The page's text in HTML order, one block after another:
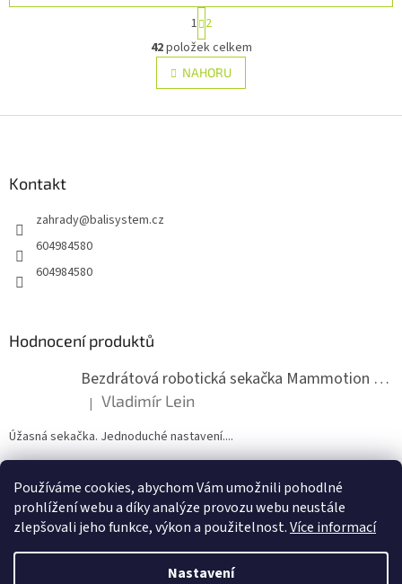
Používáme cookies, abychom Vám umožnili pohodlné
prohlížení webu a díky analýze provozu webu neustále
zlepšovali jeho funkce, výkon a použitelnost.Více informací
Nastavení
O
v
l
á
t
r
á
n
k
v
1 2
42položek celkem
NAHORU
Kontakt
zahrady@balisystem.cz
604984580
604984580
Hodnocení produktů
Bezdrátová robotická sekačka Mammotion LUBA mini 2 1500
Hodnocení produktu je 5 z 5 hvězdiček.
| Vladimír Lein
Úžasná sekačka. Jednoduché nastavení....
ZDE NÁM MŮŽETE VLOŽIT HODNOCENÍ
Vytvořil Shoptet